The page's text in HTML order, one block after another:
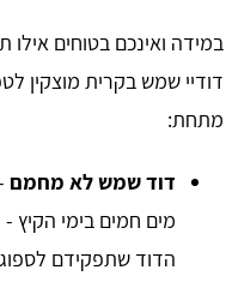
במידה ואינכם בטוחים אילו
דודיי שמש בקרית מוצקין
מתחת:
דוד שמש לא מחמם
מים חמים בימי הקיץ
הדוד שתפקידם